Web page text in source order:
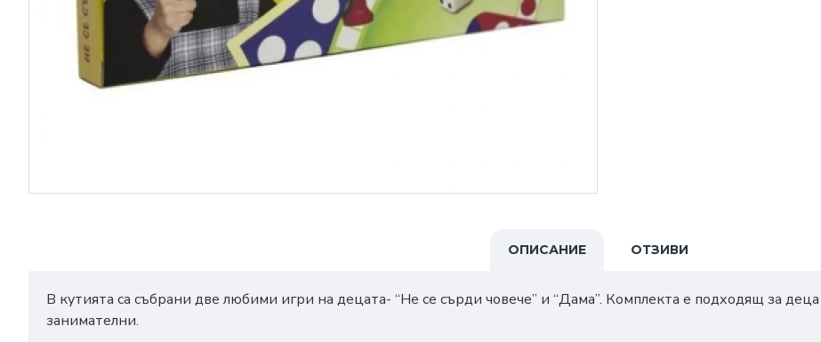
ОПИСАНИЕ ОТЗИВИ
В кутията са събрани две любими игри на децата- “Не се сърди човече” и “Дама”. Комплекта е подходящ за
занимателни.